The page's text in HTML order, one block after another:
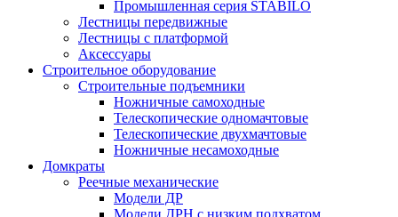
Промышленная серия STABILO
Лестницы передвижные
Лестницы с платформой
Аксессуары
Строительное оборудование
Строительные подъемники
Ножничные самоходные
Телескопические одномачтовые
Телескопические двухмачтовые
Ножничные несамоходные
Домкраты
Реечные механические
Модели ДР
Модели ДРН с низким подхватом